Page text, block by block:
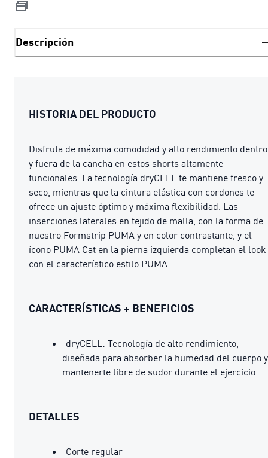
Descripción
HISTORIA DEL PRODUCTO
Disfruta de máxima comodidad y alto rendimiento dentro
y fuera de la cancha en estos shorts altamente
funcionales. La tecnología dryCELL te mantiene fresco y
seco, mientras que la cintura elástica con cordones te
ofrece un ajuste óptimo y máxima flexibilidad. Las
inserciones laterales en tejido de malla, con la forma de
nuestro Formstrip PUMA y en color contrastante, y el
ícono PUMA Cat en la pierna izquierda completan el look
con el característico estilo PUMA.
CARACTERÍSTICAS + BENEFICIOS
dryCELL: Tecnología de alto rendimiento,
diseñada para absorber la humedad del cuerpo y
mantenerte libre de sudor durante el ejercicio
DETALLES
Corte regular